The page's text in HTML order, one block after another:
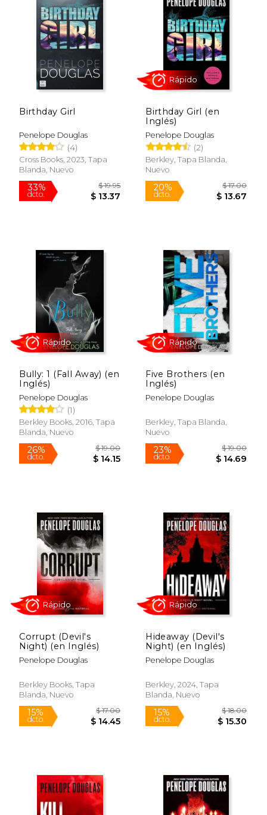
15%
dcto.
22%
dcto.
Birthday Girl
Penelope Douglas
(4)
Cross Books, 2023, Tapa
Blanda, Nuevo
33%
Birthday Girl (en
Inglés)
Penelope Douglas
(2)
Berkley, Tapa Blanda,
Nuevo
20%
Bully: 1 (Fall Away) (en
Inglés)
Penelope Douglas
(1)
Berkley Books, 2016, Tapa
Blanda, Nuevo
26%
Rápido
Five Brothers (en
Inglés)
Penelope Douglas
Berkley, Tapa Blanda,
Nuevo
23%
Rápido
Corrupt (Devil's
Night) (en Inglés)
Penelope Douglas
Berkley Books, Tapa
Blanda, Nuevo
Hideaway (Devil's
Night) (en Inglés)
Penelope Douglas
Berkley, 2024, Tapa
Blanda, Nuevo